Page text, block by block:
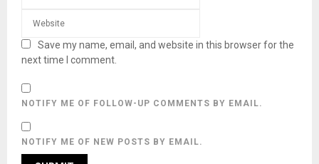
Save my name, email, and website in this browser for the
next time I comment.
NOTIFY ME OF FOLLOW-UP COMMENTS BY EMAIL.
NOTIFY ME OF NEW POSTS BY EMAIL.